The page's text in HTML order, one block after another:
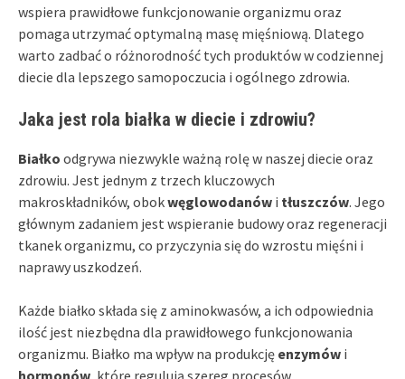
wspiera prawidłowe funkcjonowanie organizmu oraz
pomaga utrzymać optymalną masę mięśniową. Dlatego
warto zadbać o różnorodność tych produktów w codziennej
diecie dla lepszego samopoczucia i ogólnego zdrowia.
Jaka jest rola białka w diecie i zdrowiu?
Białko odgrywa niezwykle ważną rolę w naszej diecie oraz
zdrowiu. Jest jednym z trzech kluczowych
makroskładników, obokwęglowodanów i tłuszczów. Jego
głównym zadaniem jest wspieranie budowy oraz regeneracji
tkanek organizmu, co przyczynia się do wzrostu mięśni i
naprawy uszkodzeń.
Każde białko składa się z aminokwasów, a ich odpowiednia
ilość jest niezbędna dla prawidłowego funkcjonowania
organizmu. Białko ma wpływ na produkcję enzymów i
hormonów, które regulują szereg procesów